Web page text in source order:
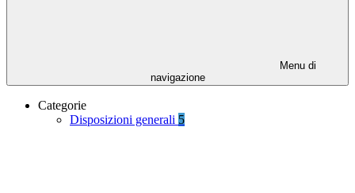
Menu di
navigazione
Categorie
Disposizioni generali 5